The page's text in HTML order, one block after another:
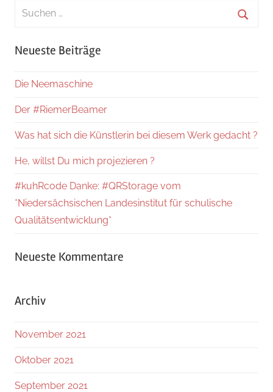
Suchen
Neueste Beiträge
Die Neemaschine
Der #RiemerBeamer
Was hat sich die Künstlerin bei diesem Werk gedacht ?
He, willst Du mich projezieren ?
#kuhRcode Danke: #QRStorage vom
*Niedersächsischen Landesinstitut für schulische
Qualitätsentwicklung*
Neueste Kommentare
Archiv
November 2021
Oktober 2021
September 2021